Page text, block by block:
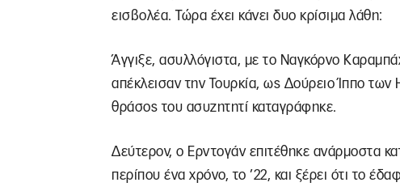
εισβολέα. Τώρα έχει κάνει δυο κρίσιμα λάθη:
Άγγιξε, ασυλλόγιστα, με το Ναγκόρνο
απέκλεισαν την Τουρκία, ως Δούρειο Ίππο
θράσος του ασυζητητί καταγράφηκε.
Δεύτερον, ο Ερντογάν επιτέθηκε ανάρμοστα
περίπου ένα χρόνο, το ’22, και ξέρει ότι το